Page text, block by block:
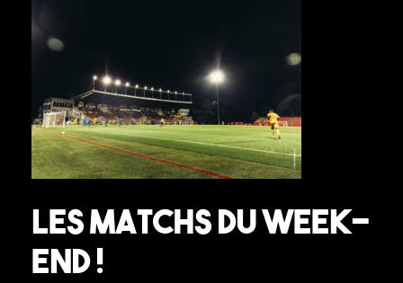
Les Matchs du week-
end !